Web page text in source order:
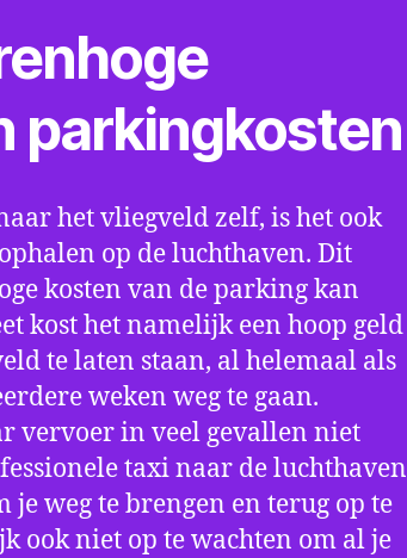
parkingkosten
het vliegveld zelf, is het ook
op de luchthaven. Dit
kosten van de parking kan
kost het namelijk een hoop geld
te laten staan, al helemaal als
weken weg te gaan.
vervoer in veel gevallen niet
taxi naar de luchthaven
je weg te brengen en terug op te
ook niet op te wachten om al je